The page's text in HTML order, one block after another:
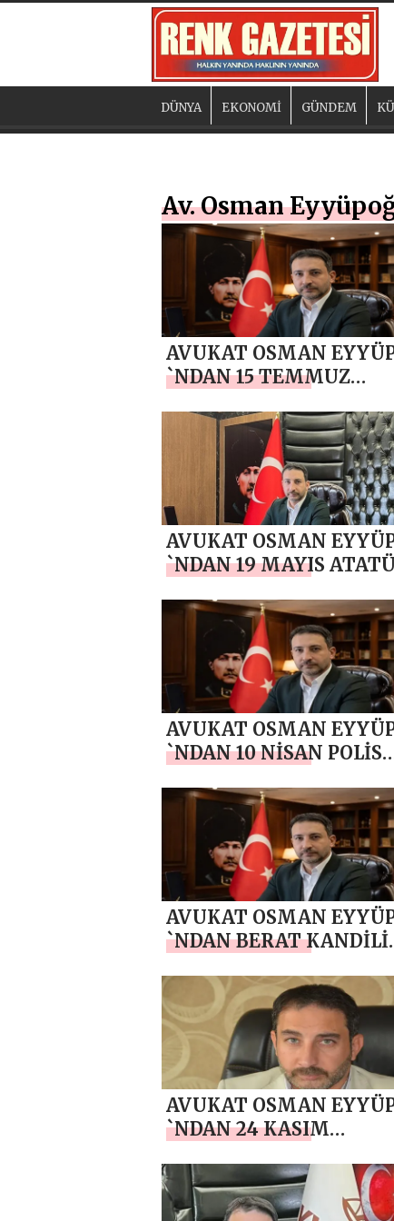
DÜNYA EKONOMİ GÜNDEM
Av. Osman
AVUKAT OSMAN
`NDAN 15 TEMMUZ
GÜNÜ MESAJI
AVUKAT OSMAN
`NDAN 19 MAYIS
BAYRAMI MESAJI
AVUKAT OSMAN
`NDAN 10 NİSAN POLİS
AVUKAT OSMAN
`NDAN BERAT KANDİLİ
AVUKAT OSMAN
`NDAN 24 KASIM